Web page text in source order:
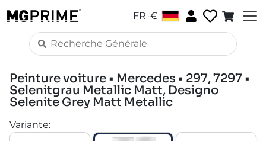
FR .€
Peinture voiture • Mercedes • 297, 7297 •
Selenitgrau Metallic Matt, Designo
Selenite Grey Matt Metallic
Variante: